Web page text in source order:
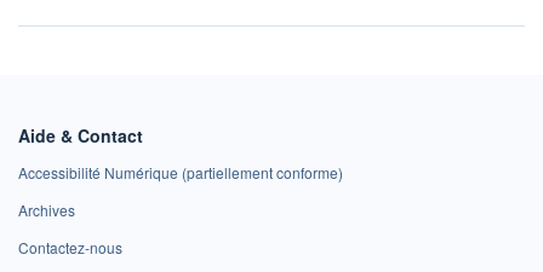
Aide & Contact
Accessibilité Numérique (partiellement conforme)
Archives
Contactez-nous